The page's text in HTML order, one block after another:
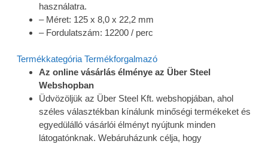
használatra.
– Méret: 125 x 8,0 x 22,2 mm
– Fordulatszám: 12200 / perc
Termékkategória Termékforgalmazó
Az online vásárlás élménye az Über Steel
Webshopban
Üdvözöljük az Über Steel Kft. webshopjában, ahol
széles választékban kínálunk minőségi termékeket és
egyedülálló vásárlói élményt nyújtunk minden
látogatónknak. Webáruházunk célja, hogy